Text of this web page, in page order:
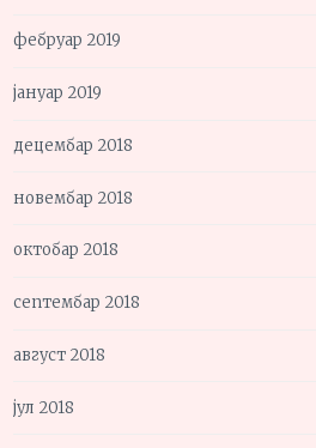
фебруар 2019
јануар 2019
децембар 2018
новембар 2018
октобар 2018
септембар 2018
август 2018
јул 2018